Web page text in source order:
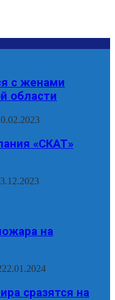
с женами
области
«СКАТ»
на
22.01.2024
сразятся на